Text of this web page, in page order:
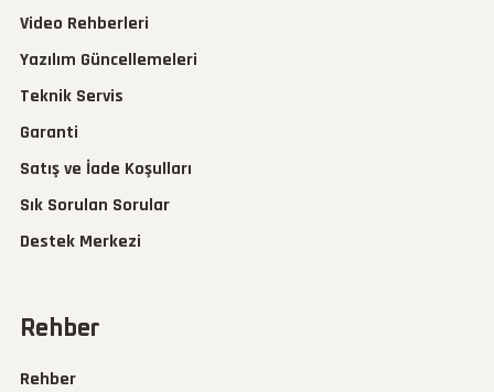
Video Rehberleri
Yazılım Güncellemeleri
Teknik Servis
Garanti
Satış ve İade Koşulları
Sık Sorulan Sorular
Destek Merkezi
Rehber
Rehber